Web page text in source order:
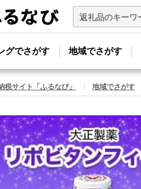
グでさがす 地域でさがす
税サイト「ふるなび」 地域でさがす